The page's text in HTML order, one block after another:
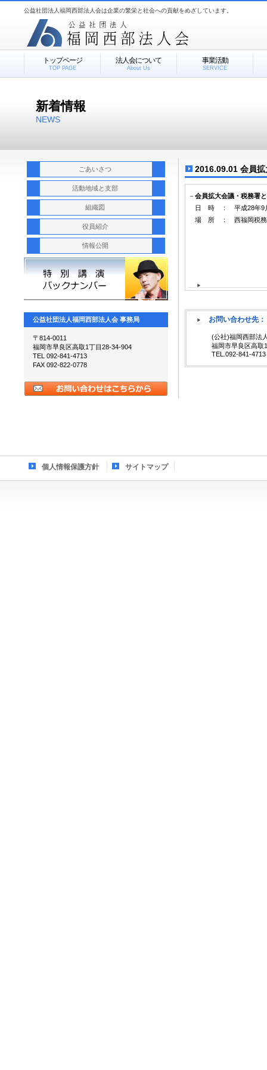
公益社団法人福岡西部法人会は企業の繁栄と社会への貢献をめざしています。
新着情報
NEWS
2016.09.01 会員
－会員拡大会議・税務署
日 時 ： 平成28年9月
場 所 ： 西福岡税務
お問い合わせ先：
(公社)福岡西部法
福岡市早良区高
TEL.092-841-
トップページ
TOP PAGE
法人会について
About Us
事業活動
SERVICE
ごあいさつ
活動地域と支部
組織図
役員紹介
情報公開
公益社団法人福岡西部法人会 事務局
〒814-0011
福岡市早良区高取1丁目28-34-904
TEL 092-841-4713
FAX 092-822-0778
個人情報保護方針 サイトマップ